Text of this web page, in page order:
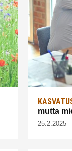
mutta
25.2.2025